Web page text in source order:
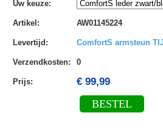
Uw keuze:
Artikel : AW01145224
Levertijd : ComfortS armsteun
Verzendkosten: 0
Prijs: € 99,99
BESTEL